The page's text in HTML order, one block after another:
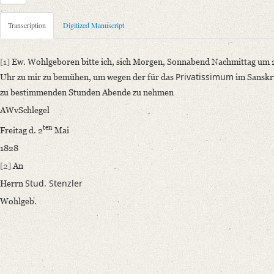
Metadata Concerning Header
Sender: August Wilhelm von Schlegel
Recipient: Adolf Friedrich Stenzler
Place of Dispatch: Bonn
Place of Destination: Bonn
Date: 02.05.1828
Notations: Absende- und Empfangsort erschlossen.
Manuscript
Provider: Berlin, Staatsbibliothek
Classification Number: Slg. Autogr. Schlegel Bl. 1-5
Incipit: „[1] Ew. Wohlgeboren bitte ich, sich Morgen, Sonnabend
Bamberg, Claudia
Transcription Digitized Manuscript
[1] Ew. Wohlgeboren bitte ich, sich Morgen, Sonnabend Nachmittag um
Uhr zu mir zu bemühen, um wegen der für das Privatissimum im
zu bestimmenden Stunden Abende zu nehmen
AWvSchlegel
Freitag d. 2ten Mai
1828
[2] An
Herrn Stud. Stenzler
Wohlgeb.